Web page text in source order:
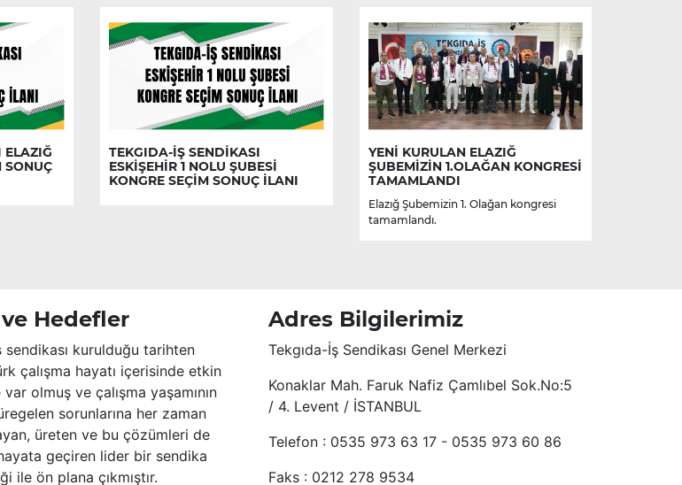
ELAZIĞ
SONUÇ
TEKGIDA-İŞ SENDİKASI
ESKİŞEHİR 1 NOLU ŞUBESİ
KONGRE SEÇİM SONUÇ İLANI
YENİ KURULAN ELAZIĞ
ŞUBEMİZİN 1.OLAĞAN KONGRESİ
TAMAMLANDI
Elazığ Şubemizin 1. Olağan kongresi
tamamlandı.
Hedefler
sendikası kurulduğu tarihten
çalışma hayatı içerisinde etkin
olmuş ve çalışma yaşamının
sorunlarına her zaman
üreten ve bu çözümleri de
geçiren lider bir sendika
ile ön plana çıkmıştır.
Adres Bilgilerimiz
Tekgıda-İş Sendikası Genel Merkezi
Konaklar Mah. Faruk Nafiz Çamlıbel Sok.No:5
/ 4. Levent / İSTANBUL
Telefon : 0535 973 63 17 - 0535 973 60 86
Faks : 0212 278 9534